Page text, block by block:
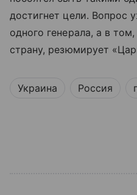
достигнет цели. Вопрос
одного генерала, а в
страну, резюмирует
Украина Россия